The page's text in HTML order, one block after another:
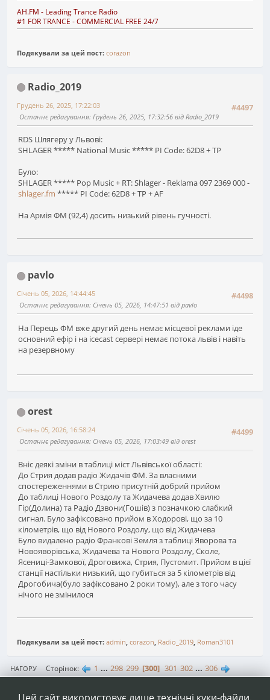
AH.FM - Leading Trance Radio
#1 FOR TRANCE - COMMERCIAL FREE 24/7
Подякували за цей пост: corazon
Radio_2019
#4497
Грудень 26, 2025, 17:22:03
Останнє редагування: Грудень 26, 2025, 17:32:56 від Radio_2019
RDS Шлягеру у Львові:
SHLAGER ***** National Music ***** PI Code: 62D8 + TP
Було:
SHLAGER ***** Pop Music + RT: Shlager - Reklama 097 2369 000 -
shlager.fm ***** PI Code: 62D8 + TP + AF
На Армія ФМ (92,4) досить низький рівень гучності.
pavlo
#4498
Січень 05, 2026, 14:44:45
Останнє редагування: Січень 05, 2026, 14:47:51 від pavlo
На Перець ФМ вже другий день немає місцевої реклами іде
основний ефір і на icecast сервері немає потока львів і навіть
на резервному
orest
#4499
Січень 05, 2026, 16:58:24
Останнє редагування: Січень 05, 2026, 17:03:49 від orest
Вніс деякі зміни в таблиці міст Львівської області:
До Стрия додав радіо Жидачів ФМ. За власними
спостереженнями в Стрию присутній добрий прийом
До таблиці Нового Роздолу та Жидачева додав Хвилю
Гір(Долина) та Радіо Дзвони(Гошів) з позначкою слабкий
сигнал. Було зафіксовано прийом в Ходорові, що за 10
кілометрів, що від Нового Роздолу, що від Жидачева
Було видалено радіо Франкові Земля з таблиці Яворова та
Новояворівська, Жидачева та Нового Роздолу, Сколе,
Ясениці-Замкової, Дроговижа, Стрия, Пустомит. Прийом в цієї
станції настільки низький, що губиться за 5 кілометрів від
Дрогобича(було зафіксовано 2 роки тому), але з того часу
нічого не змінилося
Подякували за цей пост: admin, corazon, Radio_2019, Roman3101
НАГОРУ Сторінок 1 ... 298 299 300 301 302 ... 306